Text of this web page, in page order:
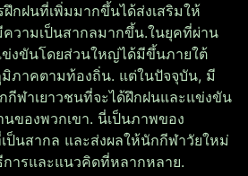
ฝึกฝนที่เพิ่มมากขึ้นได้ส่งเสริมให้
วามเป็นสากลมากขึ้น.ในยุคที่ผ่าน
งขันโดยส่วนใหญ่ได้มีขึ้นภายใต้
ภาคตามท้องถิ่น. แต่ในปัจจุบัน, มี
ฬาเยาวชนที่จะได้ฝึกฝนและแข่งขัน
ของพวกเขา. นี่เป็นภาพของ
นสากล และส่งผลให้นักกีฬาวัยใหม่
การและแนวคิดที่หลากหลาย.